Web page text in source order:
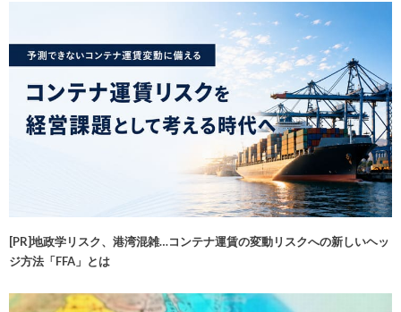
[PR]地政学リスク、港湾混雑…コンテナ運賃の変動リスクへの新しいヘッ
ジ方法「FFA」とは